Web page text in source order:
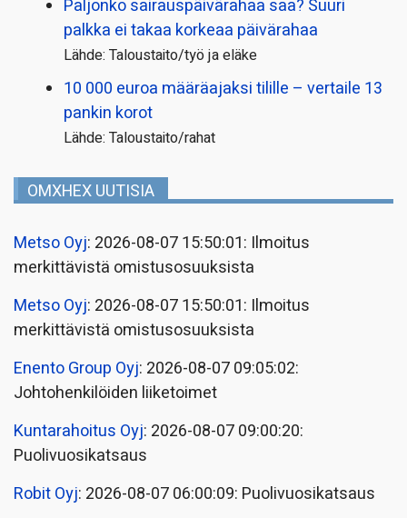
Paljonko sairauspäivä­rahaa saa? Suuri
palkka ei takaa korkeaa päivärahaa
Lähde: Taloustaito/työ ja eläke
10 000 euroa määräajaksi tilille – vertaile 13
pankin korot
Lähde: Taloustaito/rahat
OMXHEX UUTISIA
Metso Oyj: 2026-08-07 15:50:01: Ilmoitus
merkittävistä omistusosuuksista
Metso Oyj: 2026-08-07 15:50:01: Ilmoitus
merkittävistä omistusosuuksista
Enento Group Oyj: 2026-08-07 09:05:02:
Johtohenkilöiden liiketoimet
Kuntarahoitus Oyj: 2026-08-07 09:00:20:
Puolivuosikatsaus
Robit Oyj: 2026-08-07 06:00:09: Puolivuosikatsaus